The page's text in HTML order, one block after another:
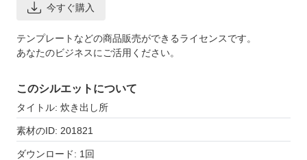
今すぐ購入
テンプレートなどの商品販売ができるライセンスです。
あなたのビジネスにご活用ください。
このシルエットについて
タイトル: 炊き出し所
素材のID: 201821
ダウンロード: 1回